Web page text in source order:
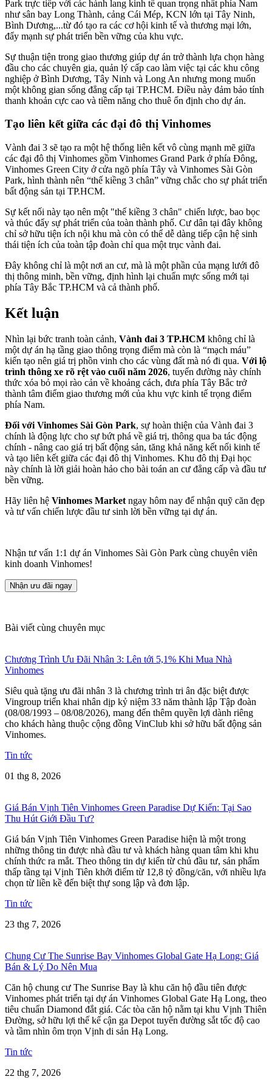
Park trực tiếp với các hành lang kinh tế quan trọng nhất phía Nam
như sân bay Long Thành, cảng Cái Mép, KCN lớn tại Tây Ninh,
Bình Dương,...từ đó tạo ra các cơ hội kinh tế và thương mại lớn,
đẩy mạnh sự phát triển bền vững của khu vực.
Sự thuận tiện trong giao thương giúp dự án trở thành lựa chọn hàng
đầu cho các chuyên gia, quản lý cấp cao làm việc tại các khu công
nghiệp ở Bình Dương, Tây Ninh và Long An nhưng mong muốn
một không gian sống đẳng cấp tại TP.HCM. Điều này đảm bảo tính
thanh khoản cực cao và tiềm năng cho thuê ổn định cho dự án.
Tạo liên kết giữa các đại đô thị Vinhomes
Vành đai 3 sẽ tạo ra một hệ thống liên kết vô cùng mạnh mẽ giữa
các đại đô thị Vinhomes gồm Vinhomes Grand Park ở phía Đông,
Vinhomes Green City ở cửa ngõ phía Tây và Vinhomes Sài Gòn
Park, hình thành nên “thế kiềng 3 chân” vững chắc cho sự phát triển
bất động sản tại TP.HCM.
Sự kết nối này tạo nên một "thế kiềng 3 chân" chiến lược, bao bọc
và thúc đẩy sự phát triển của toàn thành phố. Cư dân tại đây không
chỉ sở hữu tiện ích nội khu mà còn có thể dễ dàng tiếp cận hệ sinh
thái tiện ích của toàn tập đoàn chỉ qua một trục vành đai.
Đây không chỉ là một nơi an cư, mà là một phần của mạng lưới đô
thị thông minh, bền vững, định hình lại chuẩn mực sống mới tại
phía Tây Bắc TP.HCM và cả thành phố.
Kết luận
Nhìn lại bức tranh toàn cảnh, Vành đai 3 TP.HCM không chỉ là
một dự án hạ tầng giao thông trọng điểm mà còn là “mạch máu”
kiến tạo nên giá trị phồn vinh cho các vùng đất mà nó đi qua. Với lộ
trình thông xe rõ rệt vào cuối năm 2026, tuyến đường này chính
thức xóa bỏ mọi rào cản về khoảng cách, đưa phía Tây Bắc trở
thành tâm điểm giao thương mới của khu vực kinh tế trọng điểm
phía Nam.
Đối với Vinhomes Sài Gòn Park, sự hoàn thiện của Vành đai 3
chính là động lực cho sự bứt phá về giá trị, thông qua ba tác động
chính - nâng cao giá trị bất động sản, tăng khả năng kết nối kinh tế
và tạo liên kết giữa các đại đô thị Vinhomes. Khu đô thị Đại học
này chính là lời giải hoàn hảo cho bài toán an cư đẳng cấp và đầu tư
bền vững.
Hãy liên hệ Vinhomes Market ngay hôm nay để nhận quỹ căn đẹp
và tư vấn chiến lược đầu tư sinh lời bền vững tại dự án.
Nhận tư vấn 1:1 dự án Vinhomes Sài Gòn Park cùng chuyên viên
kinh doanh Vinhomes!
Nhận ưu đãi ngay
Bài viết cùng chuyên mục
Chương Trình Ưu Đãi Nhân 3: Lên tới 5,1% Khi Mua Nhà
Vinhomes
Siêu quà tặng ưu đãi nhân 3 là chương trình tri ân đặc biệt được
Vingroup triển khai nhân dịp kỷ niệm 33 năm thành lập Tập đoàn
(08/08/1993 – 08/08/2026), mang đến thêm quyền lợi dành riêng
cho khách hàng thuộc cộng đồng VinClub khi sở hữu bất động sản
Vinhomes.
Tin tức
01 thg 8, 2026
Giá Bán Vịnh Tiên Vinhomes Green Paradise Dự Kiến: Tại Sao
Thu Hút Giới Đầu Tư?
Giá bán Vịnh Tiên Vinhomes Green Paradise hiện là một trong
những thông tin được nhà đầu tư và khách hàng quan tâm khi khu
chính thức ra mắt. Theo thông tin dự kiến từ chủ đầu tư, sản phẩm
thấp tầng tại Vịnh Tiên khởi điểm từ 12,8 tỷ đồng/căn, với nhiều lựa
chọn từ liền kề đến biệt thự song lập và đơn lập.
Tin tức
23 thg 7, 2026
Chung Cư The Sunrise Bay Vinhomes Global Gate Hạ Long: Giá
Bán & Lý Do Nên Mua
Căn hộ chung cư The Sunrise Bay là khu căn hộ đầu tiên được
Vinhomes phát triển tại dự án Vinhomes Global Gate Hạ Long, theo
tiêu chuẩn Diamond đắt giá. Các tòa căn hộ nằm tại khu Vịnh Thiên
Đường, sở hữu lợi thế kế cận ga Depot tuyến đường sắt tốc độ cao
và tầm nhìn ôm trọn Vịnh di sản Hạ Long.
Tin tức
22 thg 7, 2026